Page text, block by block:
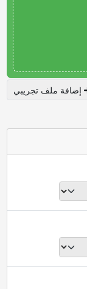
إضافة ملف تجريبي